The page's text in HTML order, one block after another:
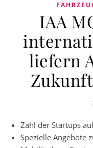
IAA
liefern
Zahl der Startups
Spezielle Angebote